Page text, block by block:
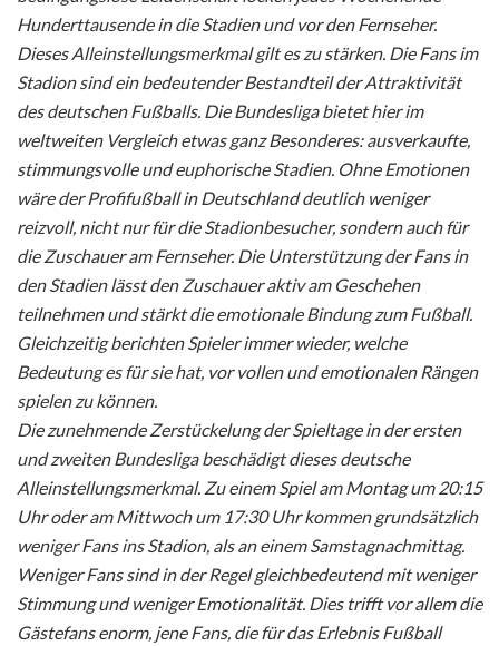
Hunderttausende in die Stadien und vor den Fernseher.
Dieses Alleinstellungsmerkmal gilt es zu stärken. Die Fans im
Stadion sind ein bedeutender Bestandteil der Attraktivität
des deutschen Fußballs. Die Bundesliga bietet hier im
weltweiten Vergleich etwas ganz Besonderes: ausverkaufte,
stimmungsvolle und euphorische Stadien. Ohne Emotionen
wäre der Profifußball in Deutschland deutlich weniger
reizvoll, nicht nur für die Stadionbesucher, sondern auch für
die Zuschauer am Fernseher. Die Unterstützung der Fans in
den Stadien lässt den Zuschauer aktiv am Geschehen
teilnehmen und stärkt die emotionale Bindung zum Fußball.
Gleichzeitig berichten Spieler immer wieder, welche
Bedeutung es für sie hat, vor vollen und emotionalen Rängen
spielen zu können.
Die zunehmende Zerstückelung der Spieltage in der ersten
und zweiten Bundesliga beschädigt dieses deutsche
Alleinstellungsmerkmal. Zu einem Spiel am Montag um 20:15
Uhr oder am Mittwoch um 17:30 Uhr kommen grundsätzlich
weniger Fans ins Stadion, als an einem Samstagnachmittag.
Weniger Fans sind in der Regel gleichbedeutend mit weniger
Stimmung und weniger Emotionalität. Dies trifft vor allem die
Gästefans enorm, jene Fans, die für das Erlebnis Fußball